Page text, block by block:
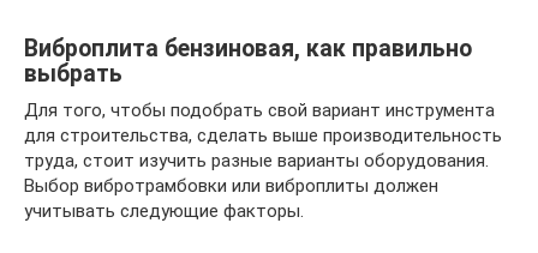
Виброплита бензиновая, как правильно
выбрать
Для того, чтобы подобрать свой вариант инструмента
для строительства, сделать выше производительность
труда, стоит изучить разные варианты оборудования.
Выбор вибротрамбовки или виброплиты должен
учитывать следующие факторы.